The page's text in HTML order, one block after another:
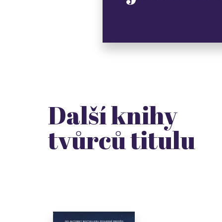
Další knihy
tvůrců titulu